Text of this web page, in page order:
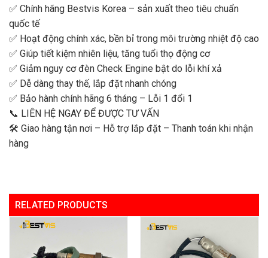
✅ Chính hãng Bestvis Korea – sản xuất theo tiêu chuẩn
quốc tế
✅ Hoạt động chính xác, bền bỉ trong môi trường nhiệt độ cao
✅ Giúp tiết kiệm nhiên liệu, tăng tuổi thọ động cơ
✅ Giảm nguy cơ đèn Check Engine bật do lỗi khí xả
✅ Dễ dàng thay thế, lắp đặt nhanh chóng
✅ Bảo hành chính hãng 6 tháng – Lỗi 1 đổi 1
📞 LIÊN HỆ NGAY ĐỂ ĐƯỢC TƯ VẤN
🛠 Giao hàng tận nơi – Hỗ trợ lắp đặt – Thanh toán khi nhận
hàng
RELATED PRODUCTS